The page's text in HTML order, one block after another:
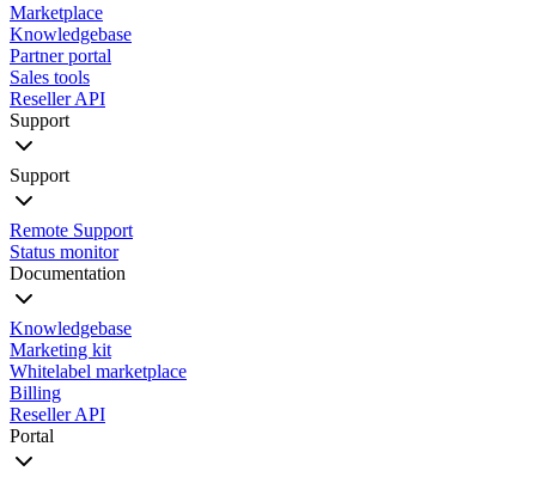
Marketplace
Knowledgebase
Partner portal
Sales tools
Reseller API
Support
Support
Remote Support
Status monitor
Documentation
Knowledgebase
Marketing kit
Whitelabel marketplace
Billing
Reseller API
Portal